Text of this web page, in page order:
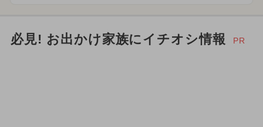
必見! お出かけ家族にイチオシ情報 PR